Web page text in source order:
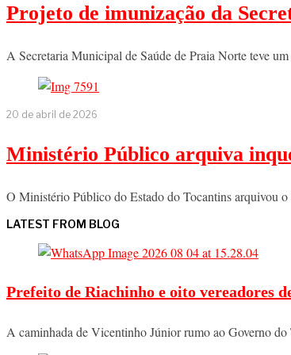
Projeto de imunização da
A Secretaria Municipal de Saúde de Praia Norte teve
20 de abril de 2026
Ministério Público arquiva
O Ministério Público do Estado do Tocantins arquivou
LATEST FROM BLOG
Prefeito de Riachinho e oito vereadores
A caminhada de Vicentinho Júnior rumo ao Governo